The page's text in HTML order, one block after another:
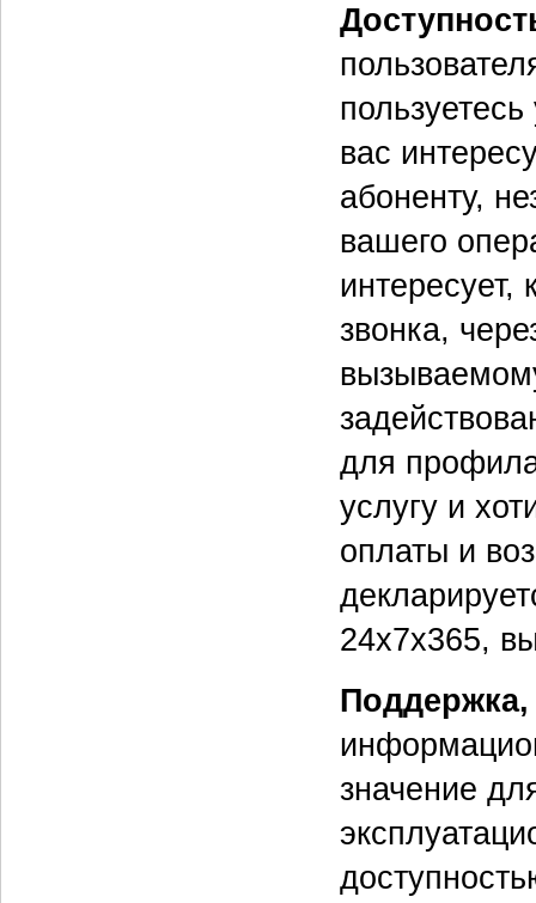
вас
абоненту,
вашего
звонка,
для
услугу и
оплаты и
24х7х365,
Поддержка,
значение